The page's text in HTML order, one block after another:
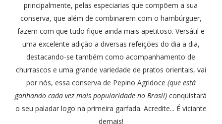
principalmente, pelas especiarias que compõem a sua
conserva, que além de combinarem com o hambúrguer,
fazem com que tudo fique ainda mais apetitoso. Versátil e
uma excelente adição a diversas refeições do dia a dia,
destacando-se também como acompanhamento de
churrascos e uma grande variedade de pratos orientais, vai
por nós, essa conserva de Pepino Agridoce (que está
ganhando cada vez mais popularidade no Brasil) conquistará
o seu paladar logo na primeira garfada. Acredite... É viciante
demais!